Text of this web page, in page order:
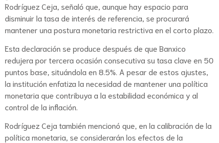
Rodríguez Ceja, señaló que, aunque hay espacio para
disminuir la tasa de interés de referencia, se procurará
mantener una postura monetaria restrictiva en el corto plazo.
Esta declaración se produce después de que Banxico
redujera por tercera ocasión consecutiva su tasa clave en 50
puntos base, situándola en 8.5%. A pesar de estos ajustes,
la institución enfatiza la necesidad de mantener una política
monetaria que contribuya a la estabilidad económica y al
control de la inflación.
Rodríguez Ceja también mencionó que, en la calibración de la
política monetaria, se considerarán los efectos de la